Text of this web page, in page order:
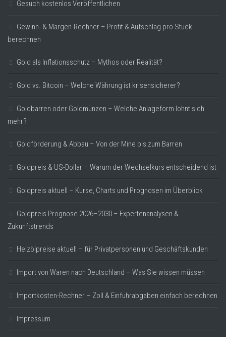
Gesuch kostenlos Veröffentlichen
Gewinn- & Margen-Rechner – Profit & Aufschlag pro Stück
berechnen
Gold als Inflationsschutz – Mythos oder Realität?
Gold vs. Bitcoin – Welche Währung ist krisensicherer?
Goldbarren oder Goldmünzen – Welche Anlageform lohnt sich
mehr?
Goldförderung & Abbau – Von der Mine bis zum Barren
Goldpreis & US-Dollar – Warum der Wechselkurs entscheidend ist
Goldpreis aktuell – Kurse, Charts und Prognosen im Überblick
Goldpreis Prognose 2026–2030 – Expertenanalysen &
Zukunftstrends
Heizölpreise aktuell – für Privatpersonen und Geschäftskunden
Import von Waren nach Deutschland – Was Sie wissen müssen
Importkosten-Rechner – Zoll & Einfuhrabgaben einfach berechnen
Impressum